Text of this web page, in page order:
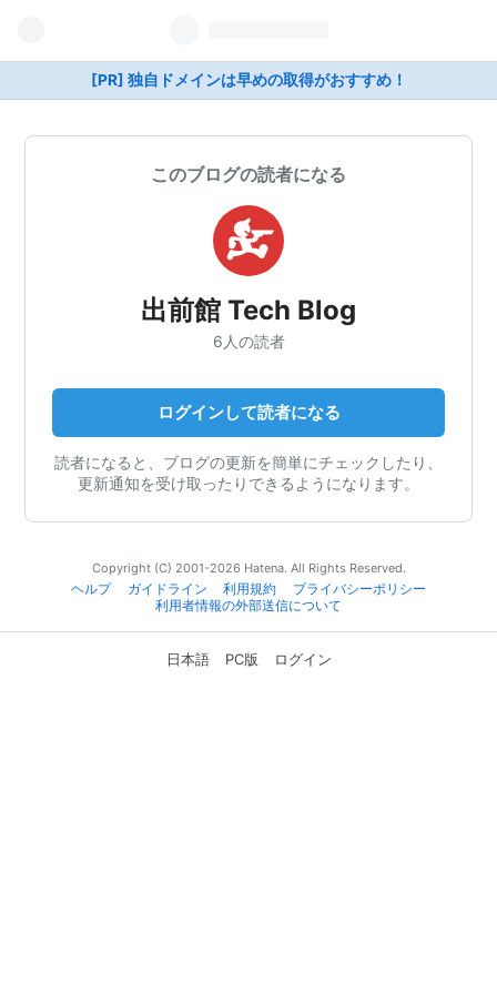
[PR] 独自ドメインは早めの取得がおすすめ！
このブログの読者になる
出前館 Tech Blog
6人の読者
ログインして読者になる
読者になると、ブログの更新を簡単にチェックしたり、
更新通知を受け取ったりできるようになります。
Copyright (C) 2001-2026 Hatena. All Rights Reserved.
ヘルプ
ガイドライン 利用規約
プライバシーポリシー
利用者情報の外部送信について
日本語 PC版 ログイン